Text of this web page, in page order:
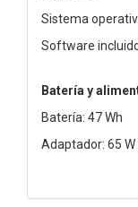
Sistema
Software
Batería y
Batería: 47 Wh
Adaptador: 65